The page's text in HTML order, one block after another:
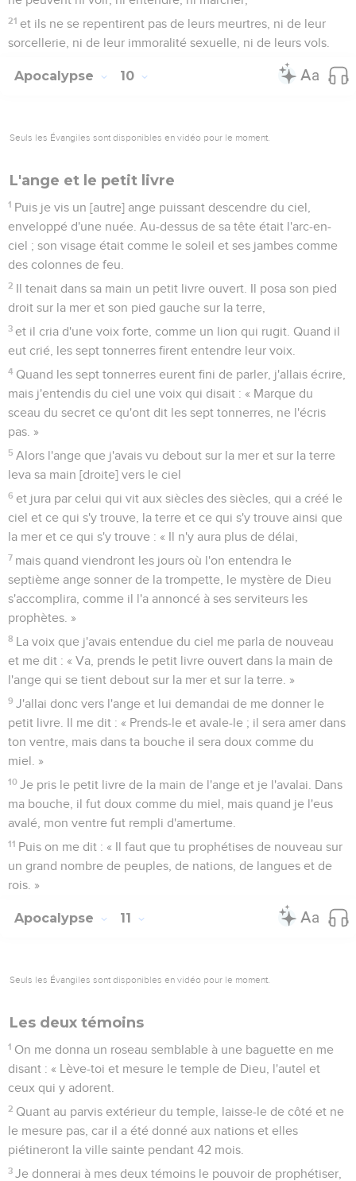
21 et ils ne se repentirent pas de leurs meurtres, ni de leur
sorcellerie, ni de leur immoralité sexuelle, ni de leurs vols.
Apocalypse 10
Seuls les Évangiles sont disponibles en vidéo pour le moment.
L'ange et le petit livre
1 Puis je vis un [autre] ange puissant descendre du ciel,
enveloppé d'une nuée. Au-dessus de sa tête était l'arc-en-
ciel ; son visage était comme le soleil et ses jambes comme
des colonnes de feu.
2 Il tenait dans sa main un petit livre ouvert. Il posa son pied
droit sur la mer et son pied gauche sur la terre,
3 et il cria d'une voix forte, comme un lion qui rugit. Quand il
eut crié, les sept tonnerres firent entendre leur voix.
4 Quand les sept tonnerres eurent fini de parler, j'allais écrire,
mais j'entendis du ciel une voix qui disait : « Marque du
sceau du secret ce qu'ont dit les sept tonnerres, ne l'écris
pas. »
5 Alors l'ange que j'avais vu debout sur la mer et sur la terre
leva sa main [droite] vers le ciel
6 et jura par celui qui vit aux siècles des siècles, qui a créé le
ciel et ce qui s'y trouve, la terre et ce qui s'y trouve ainsi que
la mer et ce qui s'y trouve : « Il n'y aura plus de délai,
7 mais quand viendront les jours où l'on entendra le
septième ange sonner de la trompette, le mystère de Dieu
s'accomplira, comme il l'a annoncé à ses serviteurs les
prophètes. »
8 La voix que j'avais entendue du ciel me parla de nouveau
et me dit : « Va, prends le petit livre ouvert dans la main de
l'ange qui se tient debout sur la mer et sur la terre. »
9 J'allai donc vers l'ange et lui demandai de me donner le
petit livre. Il me dit : « Prends-le et avale-le ; il sera amer dans
ton ventre, mais dans ta bouche il sera doux comme du
miel. »
10 Je pris le petit livre de la main de l'ange et je l'avalai. Dans
ma bouche, il fut doux comme du miel, mais quand je l'eus
avalé, mon ventre fut rempli d'amertume.
11 Puis on me dit : « Il faut que tu prophétises de nouveau sur
un grand nombre de peuples, de nations, de langues et de
rois. »
Apocalypse 11
Seuls les Évangiles sont disponibles en vidéo pour le moment.
Les deux témoins
1 On me donna un roseau semblable à une baguette en me
disant : « Lève-toi et mesure le temple de Dieu, l'autel et
ceux qui y adorent.
2 Quant au parvis extérieur du temple, laisse-le de côté et ne
le mesure pas, car il a été donné aux nations et elles
piétineront la ville sainte pendant 42 mois.
3 Je donnerai à mes deux témoins le pouvoir de prophétiser,